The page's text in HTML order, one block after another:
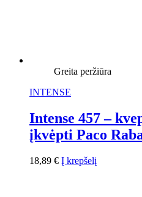
Greita peržiūra
INTENSE
Intense 457 –
įkvėpti Paco
18,89 € Į krepšelį